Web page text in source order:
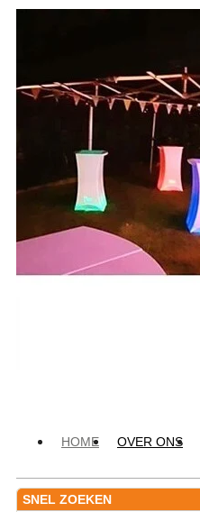
HOME OVER ONS
SNEL ZOEKEN